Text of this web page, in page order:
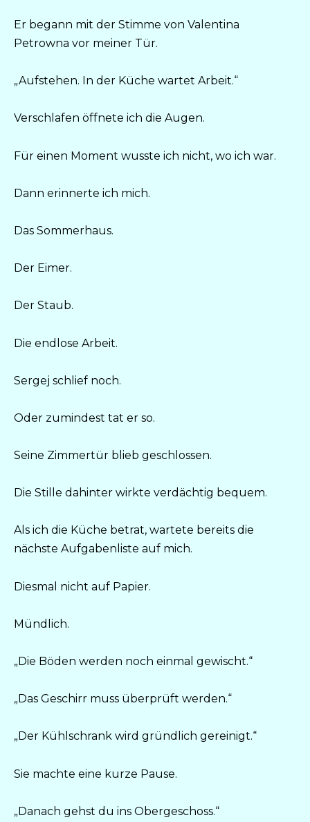
Er begann mit der Stimme von Valentina
Petrowna vor meiner Tür.
„Aufstehen. In der Küche wartet Arbeit.“
Verschlafen öffnete ich die Augen.
Für einen Moment wusste ich nicht, wo ich war.
Dann erinnerte ich mich.
Das Sommerhaus.
Der Eimer.
Der Staub.
Die endlose Arbeit.
Sergej schlief noch.
Oder zumindest tat er so.
Seine Zimmertür blieb geschlossen.
Die Stille dahinter wirkte verdächtig bequem.
Als ich die Küche betrat, wartete bereits die
nächste Aufgabenliste auf mich.
Diesmal nicht auf Papier.
Mündlich.
„Die Böden werden noch einmal gewischt.“
„Das Geschirr muss überprüft werden.“
„Der Kühlschrank wird gründlich gereinigt.“
Sie machte eine kurze Pause.
„Danach gehst du ins Obergeschoss.“